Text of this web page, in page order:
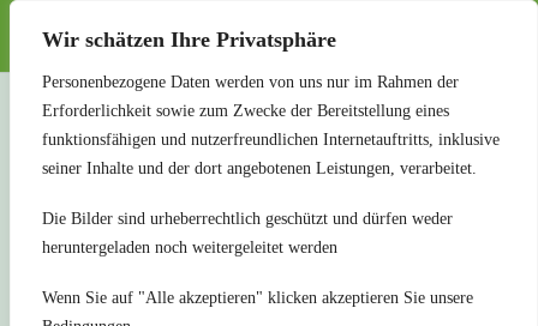
Wir schätzen Ihre Privatsphäre
Personenbezogene Daten werden von uns nur im Rahmen der
Erforderlichkeit sowie zum Zwecke der Bereitstellung eines
funktionsfähigen und nutzerfreundlichen Internetauftritts, inklusive
seiner Inhalte und der dort angebotenen Leistungen, verarbeitet.
Die Bilder sind urheberrechtlich geschützt und dürfen weder
heruntergeladen noch weitergeleitet werden
Wenn Sie auf "Alle akzeptieren" klicken akzeptieren Sie unsere
SHG Herrenberg